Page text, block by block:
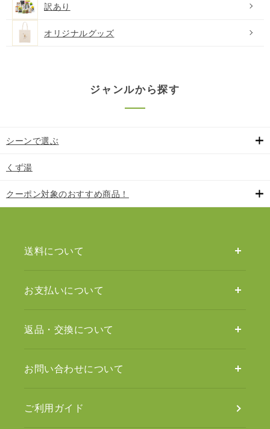
訳あり
オリジナルグッズ
ジャンルから探す
シーンで選ぶ
くず湯
クーポン対象のおすすめ商品！
送料について
お支払いについて
返品・交換について
お問い合わせについて
ご利用ガイド